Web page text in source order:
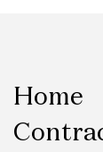
Home